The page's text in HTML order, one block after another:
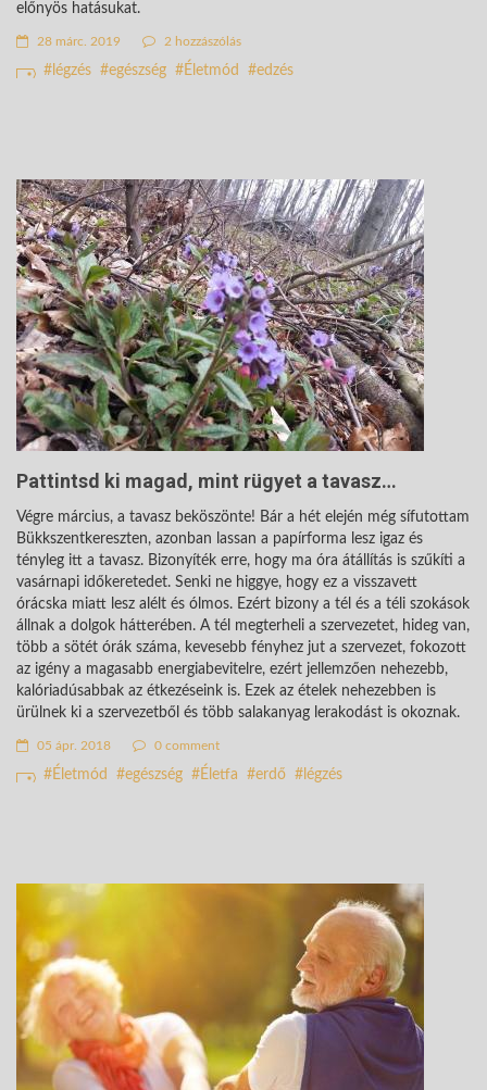
előnyös hatásukat.
28 márc. 2019 2 hozzászólás
légzés egészség Életmód edzés
Pattintsd ki magad, mint rügyet a tavasz…
Végre március, a tavasz beköszönte! Bár a hét elején még sífutottam
Bükkszentkereszten, azonban lassan a papírforma lesz igaz és
tényleg itt a tavasz. Bizonyíték erre, hogy ma óra átállítás is szűkíti a
vasárnapi időkeretedet. Senki ne higgye, hogy ez a visszavett
órácska miatt lesz alélt és ólmos. Ezért bizony a tél és a téli szokások
állnak a dolgok hátterében. A tél megterheli a szervezetet, hideg van,
több a sötét órák száma, kevesebb fényhez jut a szervezet, fokozott
az igény a magasabb energiabevitelre, ezért jellemzően nehezebb,
kalóriadúsabbak az étkezéseink is. Ezek az ételek nehezebben is
ürülnek ki a szervezetből és több salakanyag lerakodást is okoznak.
05 ápr. 2018 0 comment
Életmód egészség Életfa erdő légzés